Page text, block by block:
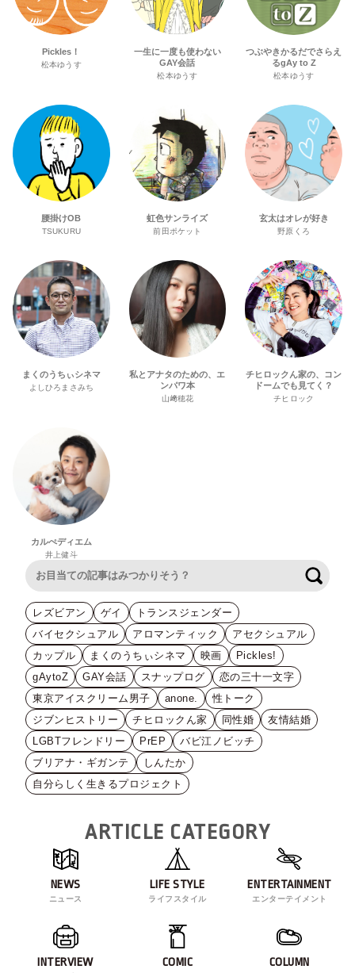
Pickles！
松本ゆうす
一生に一度も使わない
GAY会話
松本ゆうす
つぶやきかるだでさらえ
るgAy to Z
松本ゆうす
腰掛けOB
TSUKURU
虹色サンライズ
前田ポケット
玄太はオレが好き
野原くろ
まくのうちぃシネマ
よしひろまさみち
私とアナタのための、エ
ンパワ本
山﨑穂花
チヒロックん家の、コン
ドームでも見てく？
チヒロック
カルぺディエム
井上健斗
レズビアン ゲイ
トランスジェンダー
バイセクシュアル
アロマンティック
アセクシュアル
カップル
まくのうちぃシネマ 映画
Pickles!
gAytoZ
GAY会話 スナップログ
恋の三十一文字
東京アイスクリーム男子
anone.
性トーク
ジブンヒストリー
チヒロックん家 同性婚
友情結婚
LGBTフレンドリー
PrEP
バビ江ノビッチ
ブリアナ・ギガンテ
しんたか
自分らしく生きるプロジェクト
ARTICLE CATEGORY
NEWS
ニュース
LIFE STYLE
ライフスタイル
ENTERTAINMENT
エンターテイメント
INTERVIEW COMIC COLUMN